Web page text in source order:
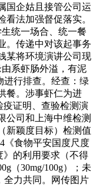
国企姑且接管公司运
法加强督促落实。
统一场合、统一餐
。传递中对该起事务
某将环境演讲公司现
系虾肠外溢，有泥
进行排查。经查：绿
餐。涉事虾仁为进
疫证明、查验检测演
公司和上海中维检测
新颖度目标）检测值
《食物平安国度尺度
》的利用要求（不得
（30mg/100g）；未
全力共同。网传图片